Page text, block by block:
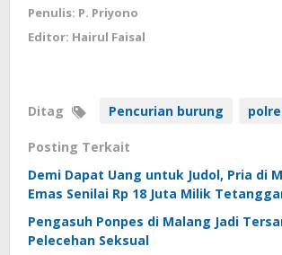
Penulis: P. Priyono
Editor: Hairul Faisal
Ditag Pencurian burung
Posting Terkait
Demi Dapat Uang untuk Judol, Pria di
Emas Senilai Rp 18 Juta Milik
Pengasuh Ponpes di Malang Jadi
Pelecehan Seksual